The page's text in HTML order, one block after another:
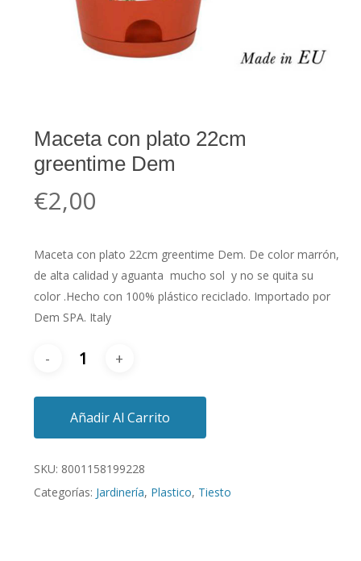
Maceta con plato 22cm
greentime Dem
€2,00
Maceta con plato 22cm greentime Dem. De color marrón,
de alta calidad y aguanta mucho sol y no se quita su
color .Hecho con 100% plástico reciclado. Importado por
Dem SPA. Italy
Añadir Al Carrito
SKU: 8001158199228
Categorías: Jardinería, Plastico, Tiesto